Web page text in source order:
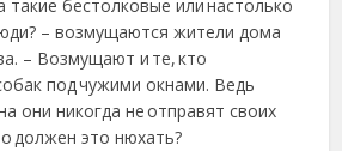
такие бестолковые или настолько
– возмущаются жители дома
– Возмущают и те, кто
под чужими окнами. Ведь
они никогда не отправят своих
должен это нюхать?